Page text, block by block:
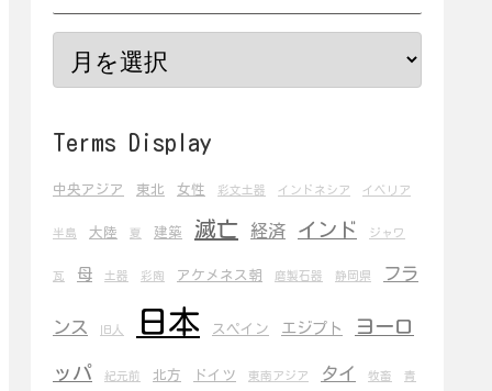
Terms Display
中央アジア 東北 女性 彩文土器 インドネシア イベリア
半島 大陸 夏 建築 滅亡 経済 インド ジャワ
瓦 母 土器 彩陶 アケメネス朝 磨製石器 静岡県 フラ
ンス 旧人 日本 スペイン エジプト ヨーロ
ッパ 紀元前 北方 ドイツ 東南アジア タイ 牧畜 青